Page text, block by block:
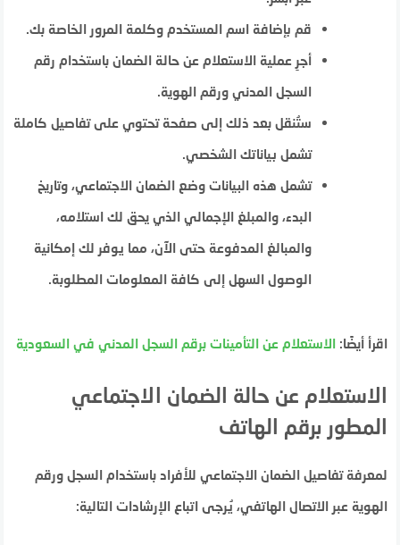
قم بإضافة اسم المستخدم وكلمة المرور الخاصة بك.
السجل المدني ورقم الهوية.
تشمل بياناتك الشخصي.
الوصول السهل إلى كافة المعلومات المطلوبة.
اقرأ أيضًا:الاستعلام عن التأمينات برقم السجل المدني في السعودية
المطور برقم الهاتف
الهوية عبر الاتصال الهاتفي، يُرجى اتباع الإرشادات التالية: